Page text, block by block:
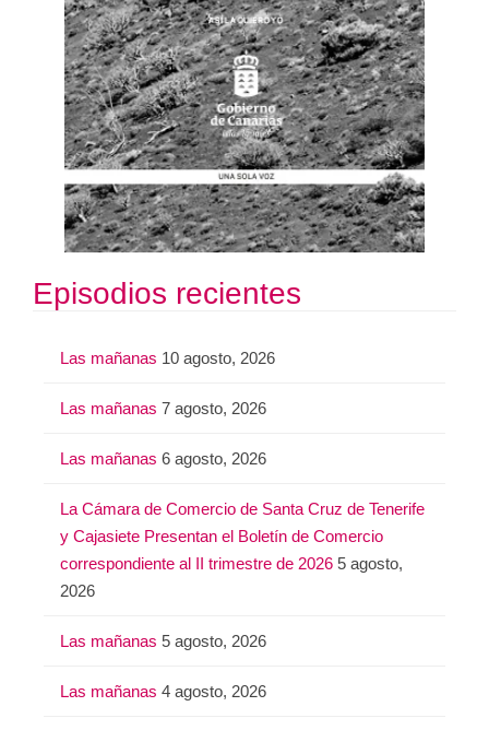
Episodios recientes
Las mañanas 10 agosto, 2026
Las mañanas 7 agosto, 2026
Las mañanas 6 agosto, 2026
La Cámara de Comercio de Santa Cruz de Tenerife
y Cajasiete Presentan el Boletín de Comercio
correspondiente al II trimestre de 2026 5 agosto,
2026
Las mañanas 5 agosto, 2026
Las mañanas 4 agosto, 2026